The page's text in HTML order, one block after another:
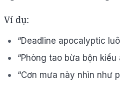
Ví dụ:
“Deadline apocalyptic
“Phòng tao bừa bộn kiểu
“Cơn mưa này nhìn như